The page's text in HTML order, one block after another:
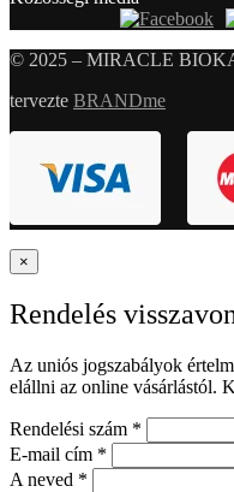
© 2025 – MIRACLE
tervezte BRANDme
×
Rendelés
Az uniós jogszabályok
elállni az online vásárlástól.
Rendelési szám *
E-mail cím *
A neved *